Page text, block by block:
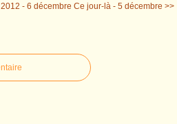
- 6 décembre Ce jour-là - 5 décembre >>